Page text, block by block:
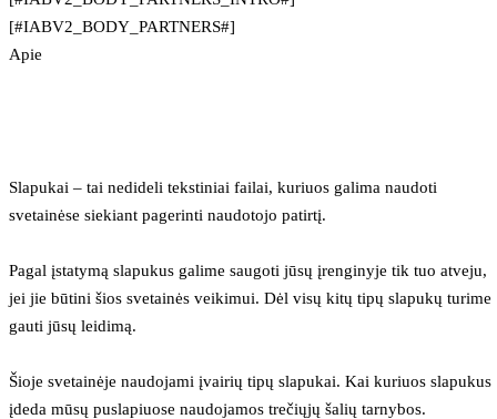
[#IABV2_BODY_PARTNERS#]
Apie
Slapukai – tai nedideli tekstiniai failai, kuriuos galima naudoti
svetainėse siekiant pagerinti naudotojo patirtį.
Pagal įstatymą slapukus galime saugoti jūsų įrenginyje tik tuo atveju,
jei jie būtini šios svetainės veikimui. Dėl visų kitų tipų slapukų turime
gauti jūsų leidimą.
Šioje svetainėje naudojami įvairių tipų slapukai. Kai kuriuos slapukus
įdeda mūsų puslapiuose naudojamos trečiųjų šalių tarnybos.